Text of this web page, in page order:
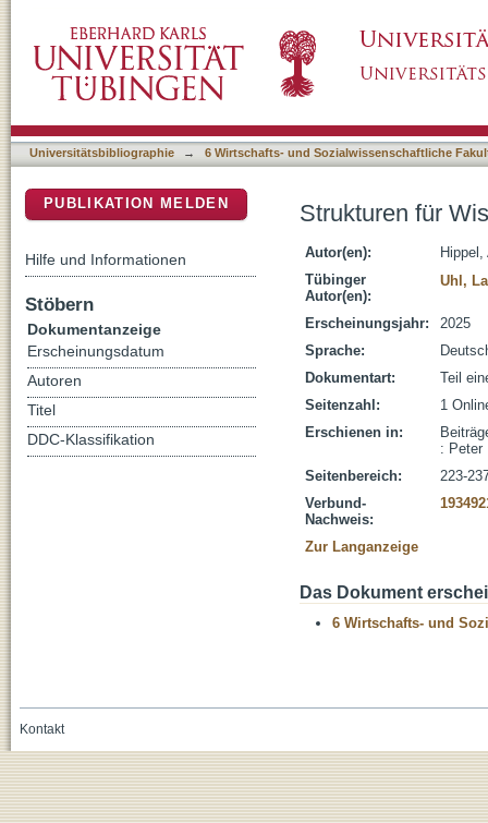
Universitätsbibliographie → 6 Wirtschafts- und Sozialwissenschaftliche
Strukturen für
Autor(en):
Tübinger
Autor(en):
Uhl,
Erscheinungsjahr:
2025
Sprache:
Dokumentart:
Teil
Seitenzahl:
1
Erschienen in:
: Peter
Seitenbereich:
223-
Verbund-
Nachweis:
Zur Langanzeige
Das Dokument
6 Wirtschafts- und
PUBLIKATION MELDEN
Hilfe und Informationen
Stöbern
Dokumentanzeige
Erscheinungsdatum
Autoren
Titel
DDC-Klassifikation
Kontakt